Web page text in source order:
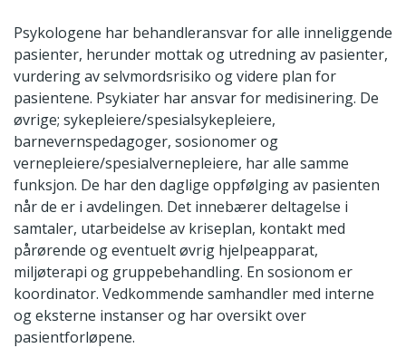
Psykologene har behandleransvar for alle inneliggende
pasienter, herunder mottak og utredning av pasienter,
vurdering av selvmordsrisiko og videre plan for
pasientene. Psykiater har ansvar for medisinering. De
øvrige; sykepleiere/spesialsykepleiere,
barnevernspedagoger, sosionomer og
vernepleiere/spesialvernepleiere, har alle samme
funksjon. De har den daglige oppfølging av pasienten
når de er i avdelingen. Det innebærer deltagelse i
samtaler, utarbeidelse av kriseplan, kontakt med
pårørende og eventuelt øvrig hjelpeapparat,
miljøterapi og gruppebehandling. En sosionom er
koordinator. Vedkommende samhandler med interne
og eksterne instanser og har oversikt over
pasientforløpene.